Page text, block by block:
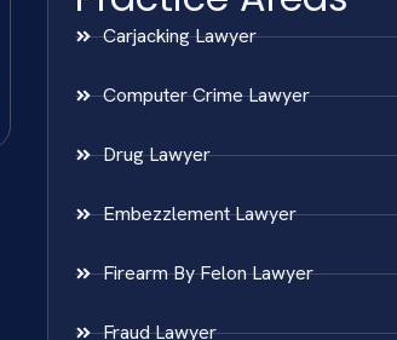
Carjacking Lawyer
Computer Crime Lawyer
Drug Lawyer
Embezzlement Lawyer
Firearm By Felon Lawyer
Fraud Lawyer